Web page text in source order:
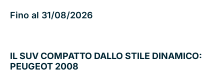
Fino al 31/08/2026
IL SUV COMPATTO DALLO STILE DINAMICO:
PEUGEOT 2008